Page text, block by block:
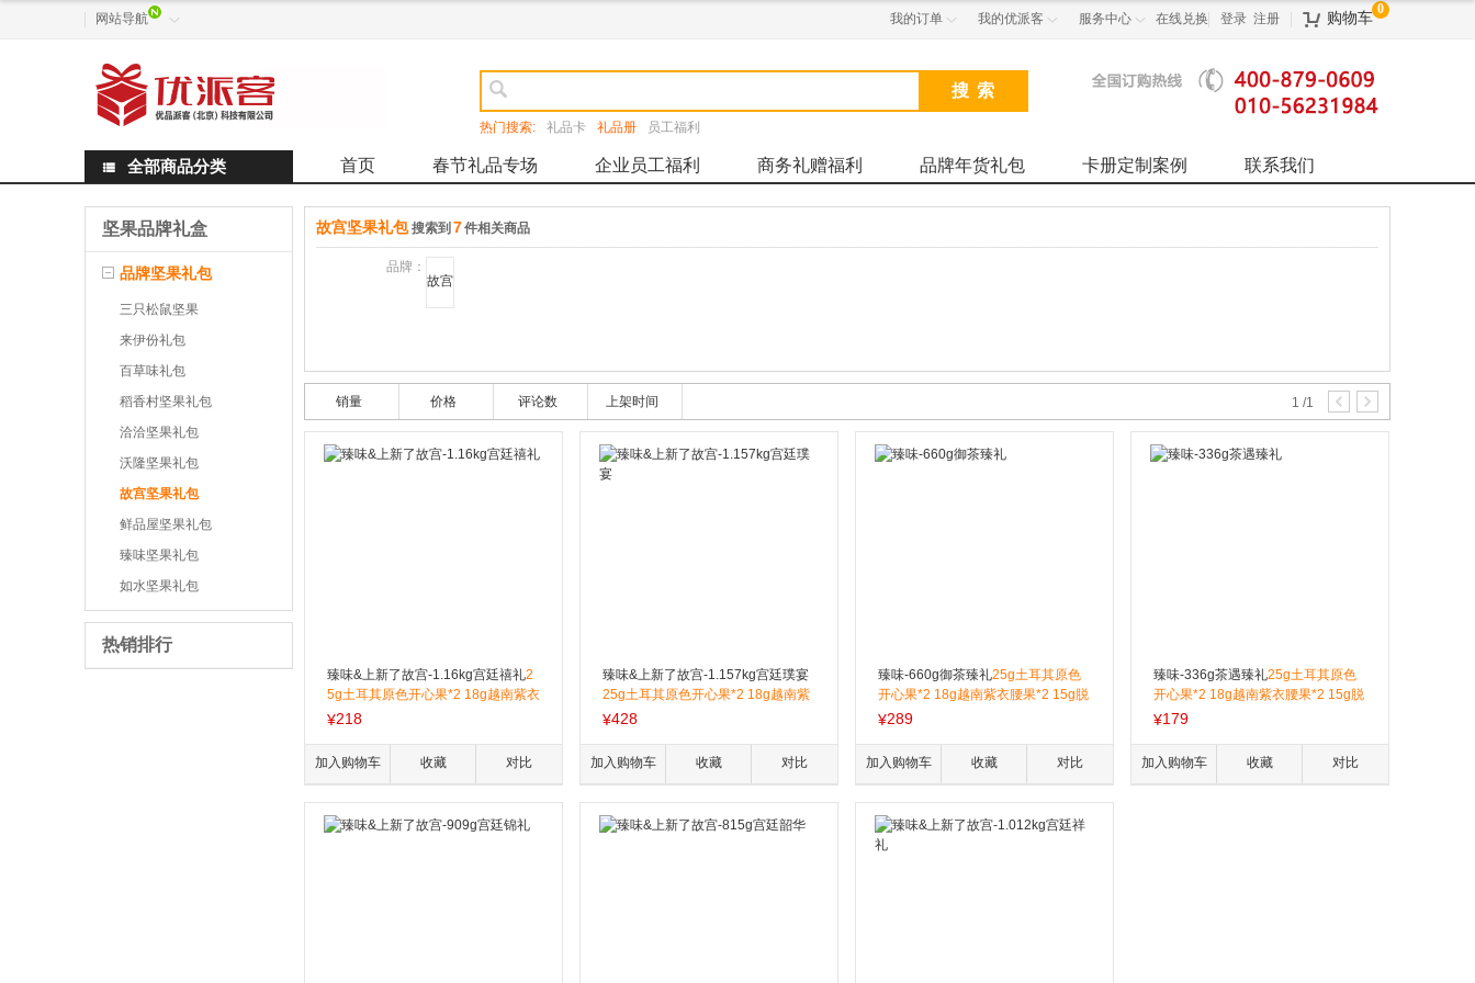
网站导航  我的订单  我的优派客  服务中心  在线兑换 登录 注册 
0
购物车

热门搜索: 礼品卡 礼品册 员工福利
 全部商品分类 首页 春节礼品专场 企业员工福利 商务礼赠福利 品牌年货礼包 卡册定制案例 联系我们
坚果品牌礼盒
品牌坚果礼包
三只松鼠坚果
来伊份礼包
百草味礼包
稻香村坚果礼包
洽洽坚果礼包
沃隆坚果礼包
故宫坚果礼包
鲜品屋坚果礼包
臻味坚果礼包
如水坚果礼包
热销排行
故宫坚果礼包搜索到 7件相关商品
品牌：
故宫
销量 价格 评论数 上架时间 1 /1
臻味&上新了故宫-1.16kg宫廷禧礼2
5g土耳其原色开心果*2 18g越南紫衣
腰果*2 20g澳洲巴旦木*2 17g格鲁吉
黑加仑干*4 25g土耳其金提干*4 11g
茉莉普洱茶酥*9 11g腰果可可酥*9 1
6
¥218
加入购物车 收藏 对比
臻味&上新了故宫-1.157kg宫廷璞宴
25g土耳其原色开心果*2 18g越南紫
衣腰果*3 30g澳洲原味扁桃仁*2 22g
*2 17g格鲁吉亚开口榛子*2 28g智利
无核西梅干*3 25g智利蔓越莓干*3 3
茉莉普洱茶酥*11 11g腰果可可酥*11
15g椰蓉开心果仁酥*6 22g核桃酥*1
¥428
加入购物车 收藏 对比
臻味-660g御茶臻礼25g土耳其原色
开心果*2 18g越南紫衣腰果*2 15g脱
衣核桃仁*2 17g格鲁吉亚开口榛子*2
子干*2 11g茉莉普洱茶酥*17 11g腰
果可可酥*17 帝泊洱普洱茶珍（甘醇
普洱）5g*2
¥289
加入购物车 收藏 对比
臻味-336g茶遇臻礼25g土耳其原色
开心果*2 18g越南紫衣腰果*2 15g脱
衣核桃仁*2 28g智利无核西梅干*2 1
泊洱普洱茶珍（甘醇普洱）5g 帝泊
洱普洱茶珍（茉莉普洱）5g
¥179
加入购物车 收藏 对比